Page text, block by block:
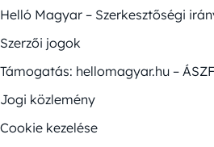
Helló Magyar – Szerkesztőségi
Szerzői jogok
Támogatás: hellomagyar.hu – ÁSZF
Jogi közlemény
Cookie kezelése